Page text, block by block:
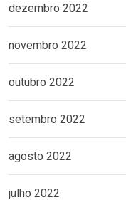
dezembro 2022
novembro 2022
outubro 2022
setembro 2022
agosto 2022
julho 2022